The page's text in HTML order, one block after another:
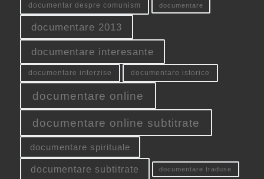
documentar despre comunism documentare
documentare 2013
documentare interesante
documentare interzise documentare istorice
documentare online
documentare online subtitrate
documentare spirituale
documentare subtitrate documentare traduse